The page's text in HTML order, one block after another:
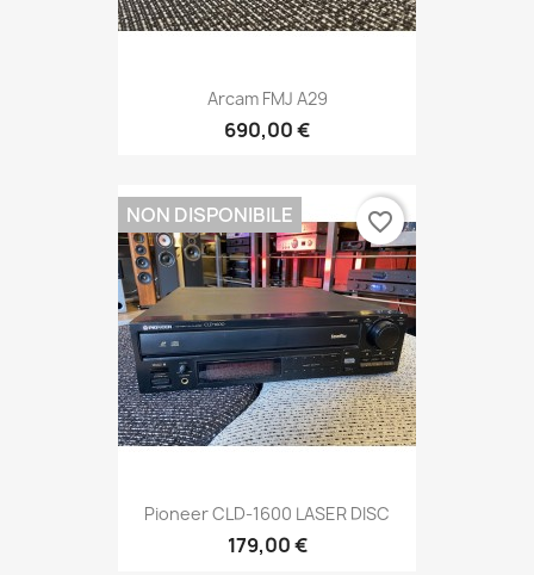
Arcam FMJ A29
690,00 €
Pioneer CLD-1600 LASER DISC
179,00 €
NON DISPONIBILE favorite_border